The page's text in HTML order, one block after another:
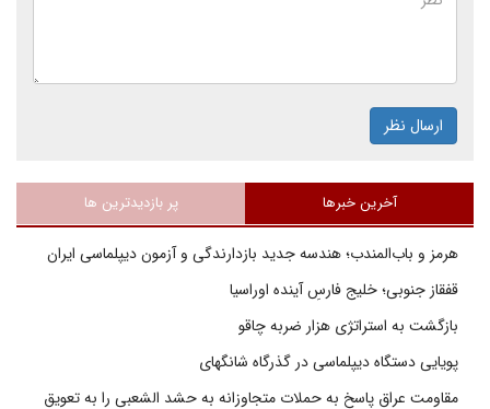
ارسال نظر
آخرین خبرها پر بازدیدترین ها
هرمز و باب‌المندب؛ هندسه جدید بازدارندگی و آزمون دیپلماسی ایران
قفقاز جنوبی؛ خلیج فارسِ آینده اوراسیا
بازگشت به استراتژی هزار ضربه چاقو
پویایی دستگاه دیپلماسی در گذرگاه شانگهای
مقاومت عراق پاسخ به حملات متجاوزانه به حشد الشعبی را به تعویق